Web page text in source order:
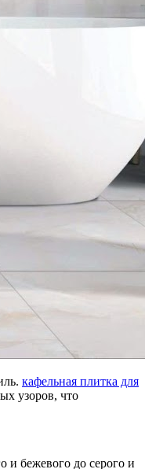
кафельная плитка для
узоров, что
и бежевого до серого и